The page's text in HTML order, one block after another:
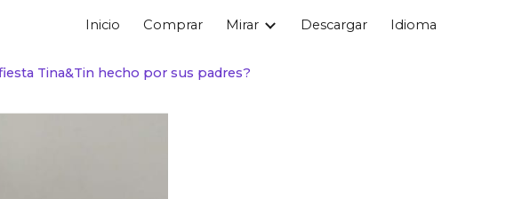
Skip to navigation
Inicio Comprar Mirar Descargar Idioma
Tina&Tin hecho por sus padres?